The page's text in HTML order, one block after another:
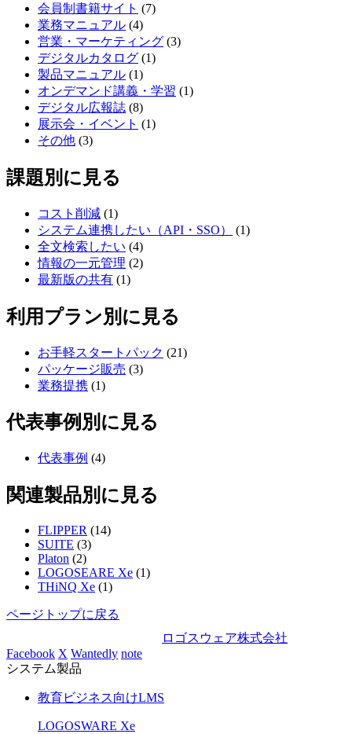
会員制書籍サイト (7)
業務マニュアル (4)
営業・マーケティング (3)
デジタルカタログ (1)
製品マニュアル (1)
オンデマンド講義・学習 (1)
デジタル広報誌 (8)
展示会・イベント (1)
その他 (3)
課題別に見る
コスト削減 (1)
システム連携したい（API・SSO）
(1)
全文検索したい (4)
情報の一元管理 (2)
最新版の共有 (1)
利用プラン別に見る
お手軽スタートパック (21)
パッケージ販売 (3)
業務提携 (1)
代表事例別に見る
代表事例 (4)
関連製品別に見る
FLIPPER (14)
SUITE (3)
Platon (2)
LOGOSEARE Xe (1)
THiNQ Xe (1)
ページトップに戻る
ロゴスウェア株式会社
Facebook X Wantedly note
システム製品
教育ビジネス向けLMS
LOGOSWARE Xe